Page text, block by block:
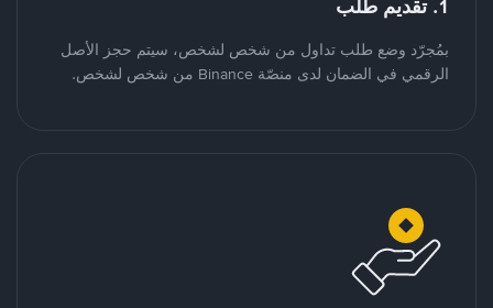
1. تقديم طلب
بمُجرّد وضع طلب تداول من شخص لشخص، سيتم حجز الأصل
الرقمي في الضمان لدى منصّة Binance من شخص لشخص.